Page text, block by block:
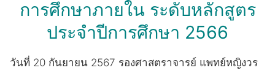
การศึกษาภายใน ระดับหลักสูตร
ประจำปีการศึกษา 2566
วันที่ 20 กันยายน 2567 รองศาสตราจารย์ แพทย์หญิงวร